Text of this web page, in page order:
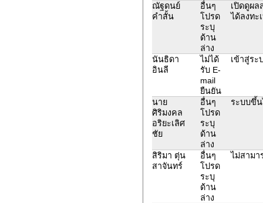
ณัฐดนย์
คำสั้น
อื่นๆ
โปรด
ระบุ
ด้าน
ล่าง
เปิดดูผล
ได้ลงทะ
นันธิดา
อินลี
ไม่ได้
รับ E-
mail
ยืนยัน
เข้าสู่ระ
นาย
ศิริมงคล
อริยะเลิศ
ชัย
อื่นๆ
โปรด
ระบุ
ด้าน
ล่าง
ระบบขึ้น
สิริมา ตุ่น
สาจันทร์
อื่นๆ
โปรด
ระบุ
ด้าน
ล่าง
ไม่สามา